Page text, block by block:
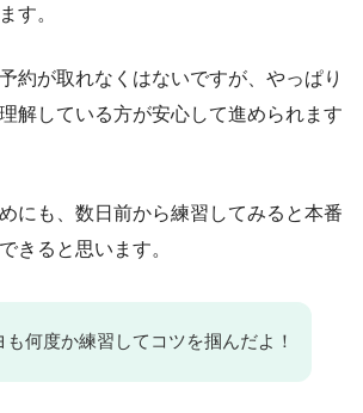
す。
約が取れなくはないですが、やっぱり
解している方が安心して進められます
にも、数日前から練習してみると本番
きると思います。
も何度か練習してコツを掴んだよ！